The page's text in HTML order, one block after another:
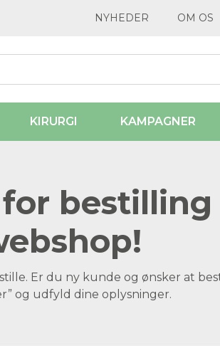
NYHEDER OM OS
KIRURGI KAMPAGNER
bestilling
Er du ny kunde og ønsker at
og udfyld dine oplysninger.